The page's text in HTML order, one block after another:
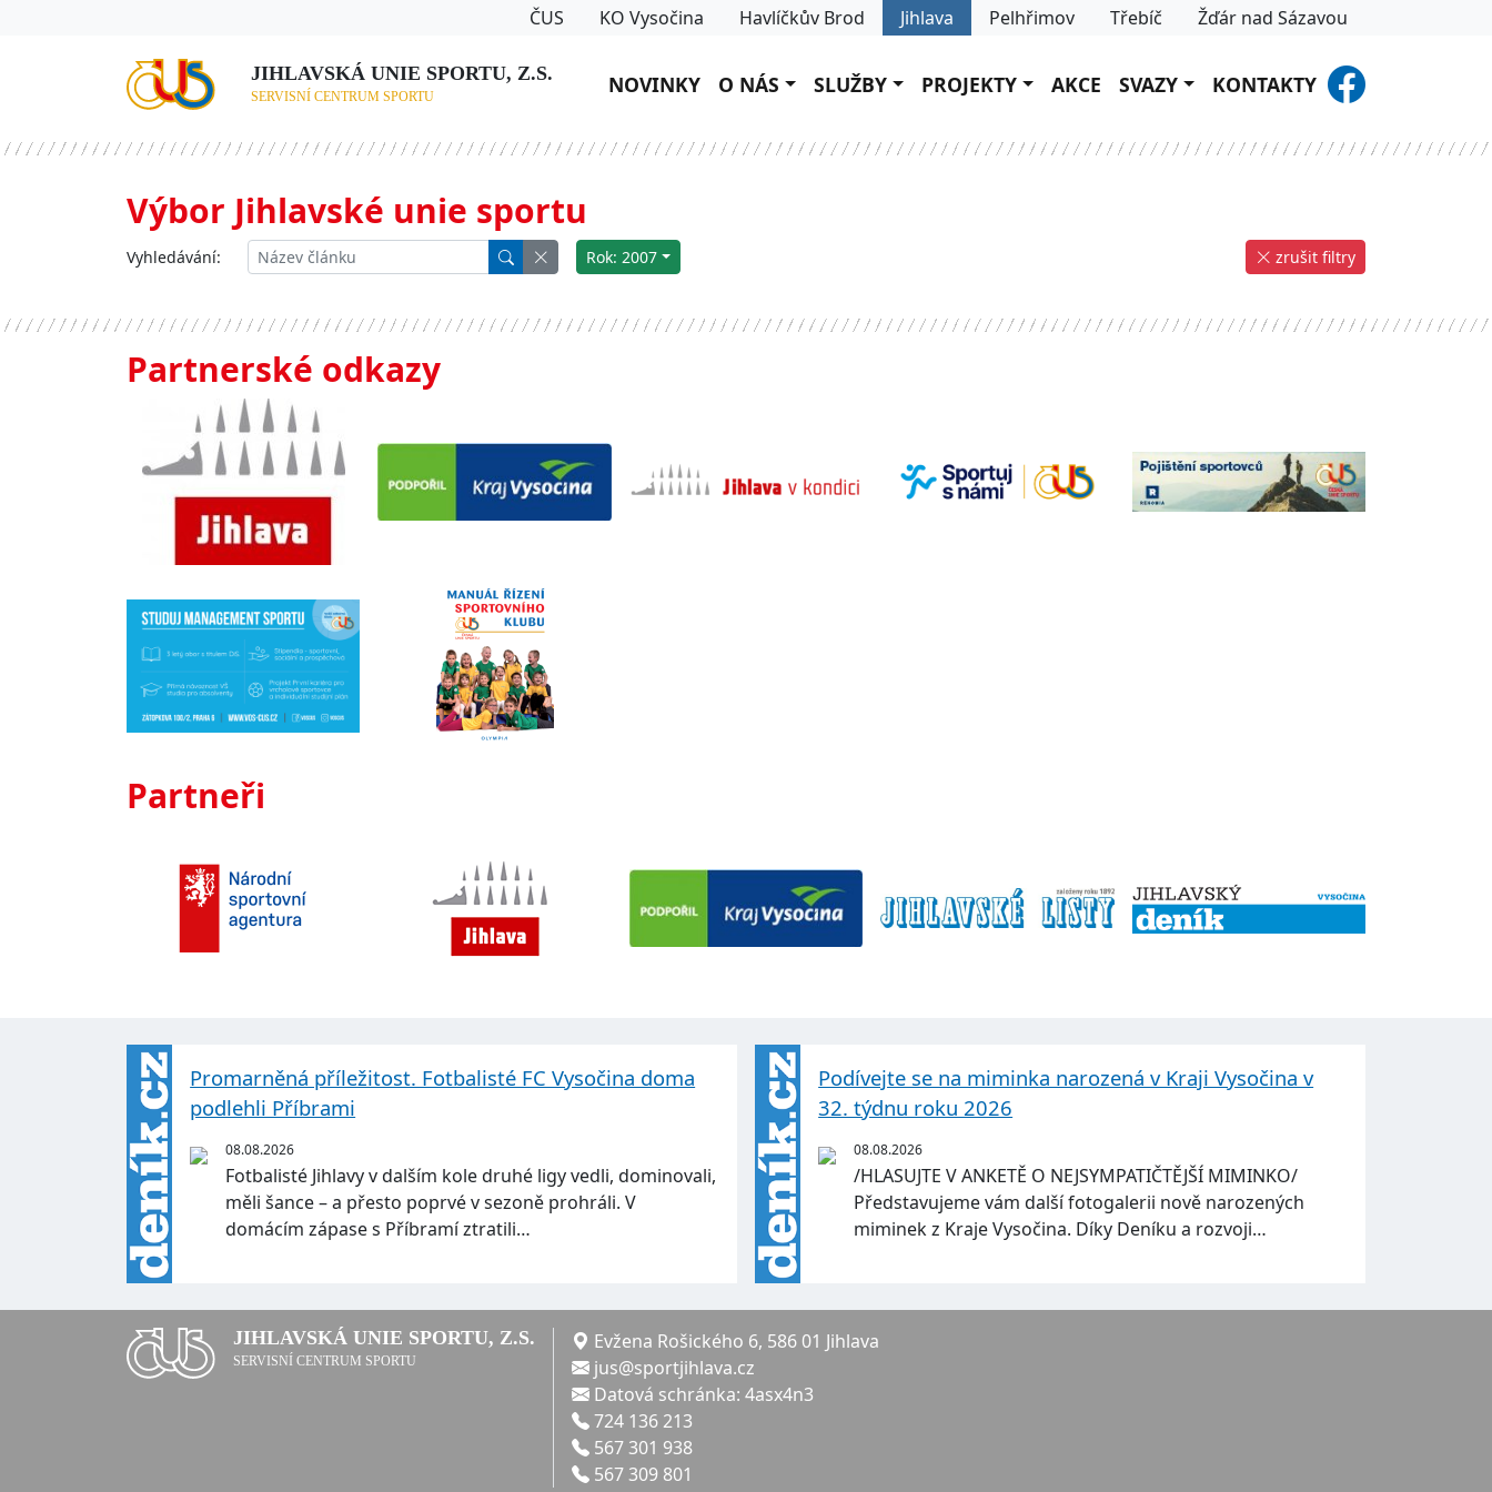
ČUS KO Vysočina Havlíčkův Brod Jihlava Pelhřimov Třebíč Žďár nad Sázavou
JIHLAVSKÁ UNIE SPORTU, Z.S.
SERVISNÍ CENTRUM SPORTU NOVINKY O NÁS SLUŽBY PROJEKTY AKCE SVAZY KONTAKTY
Výbor Jihlavské unie sportu
Vyhledávání: Rok: 2007 zrušit filtry
Partnerské odkazy
Partneři
Promarněná příležitost. Fotbalisté FC Vysočina doma
podlehli Příbrami
08.08.2026
Fotbalisté Jihlavy v dalším kole druhé ligy vedli, dominovali,
měli šance – a přesto poprvé v sezoně prohráli. V
domácím zápase s Příbramí ztratili…
Podívejte se na miminka narozená v Kraji Vysočina v
32. týdnu roku 2026
08.08.2026
/HLASUJTE V ANKETĚ O NEJSYMPATIČTĚJŠÍ MIMINKO/
Představujeme vám další fotogalerii nově narozených
miminek z Kraje Vysočina. Díky Deníku a rozvoji…
JIHLAVSKÁ UNIE SPORTU, Z.S.
SERVISNÍ CENTRUM SPORTU
Evžena Rošického 6, 586 01 Jihlava
jus@sportjihlava.cz
Datová schránka: 4asx4n3
724 136 213
567 301 938
567 309 801